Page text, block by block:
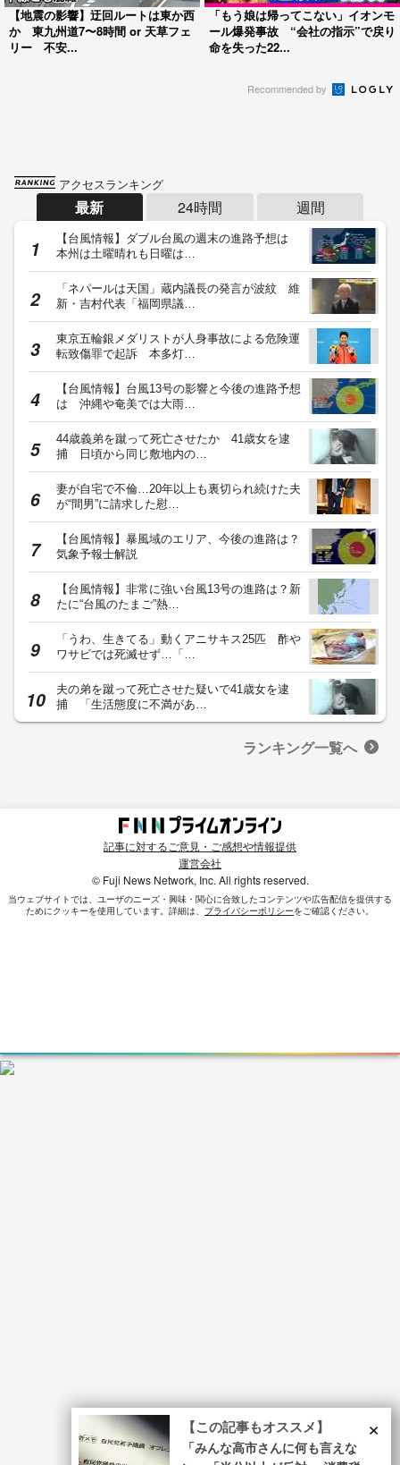
【地震の影響】迂回ルートは東か西
か 東九州道7〜8時間 or 天草フェ
リー 不安...
「もう娘は帰ってこない」イオンモ
ール爆発事故 “会社の指示”で戻り
命を失った22...
Recommended by
アクセスランキング
最新 24時間 週間
【台風情報】ダブル台風の週末の進路予想は
本州は土曜晴れも日曜は…
「ネパールは天国」蔵内議長の発言が波紋 維
新・吉村代表「福岡県議…
東京五輪銀メダリストが人身事故による危険運
転致傷罪で起訴 本多灯…
【台風情報】台風13号の影響と今後の進路予想
は 沖縄や奄美では大雨…
44歳義弟を蹴って死亡させたか 41歳女を逮
捕 日頃から同じ敷地内の…
妻が自宅で不倫…20年以上も裏切られ続けた夫
が“間男”に請求した慰…
【台風情報】暴風域のエリア、今後の進路は？
気象予報士解説
【台風情報】非常に強い台風13号の進路は？新
たに“台風のたまご”熱…
「うわ、生きてる」動くアニサキス25匹 酢や
ワサビでは死滅せず…「…
夫の弟を蹴って死亡させた疑いで41歳女を逮
捕 「生活態度に不満があ…
ランキング一覧へ
記事に対するご意見・ご感想や情報提供
運営会社
© Fuji News Network, Inc. All rights reserved.
当ウェブサイトでは、ユーザのニーズ・興味・関⼼に合致したコンテンツや広告配信を提供する
ためにクッキーを使⽤しています。詳細は、 プライバシーポリシーをご確認ください。
×
【この記事もオススメ】
「みんな高市さんに何も言えな